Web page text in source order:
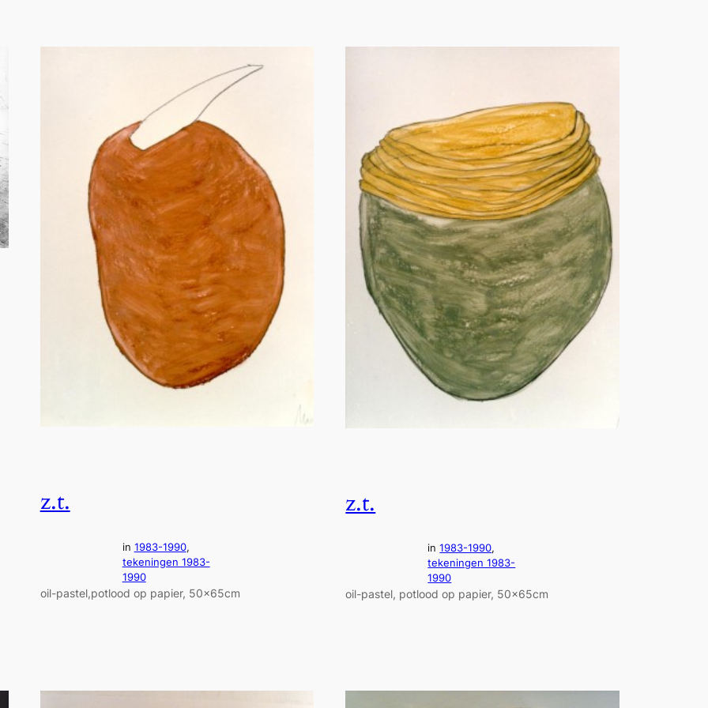
z.t.
in 1983-1990
tekeningen 1983-
1990
oil-pastel,potlood op papier, 50x65cm
z.t.
in1983-1990
tekeningen 1983-
1990
oil-pastel, potlood op papier, 50x65cm